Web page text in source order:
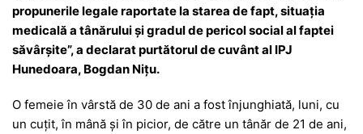
propunerile legale raportate la starea de fapt, situaţia
medicală a tânărului şi gradul de pericol social al faptei
săvârşite”, a declarat purtătorul de cuvânt al IPJ
Hunedoara, Bogdan Nițu.
O femeie în vârstă de 30 de ani a fost înjunghiată, luni, cu
un cuţit, în mână şi în picior, de către un tânăr de 21 de ani,